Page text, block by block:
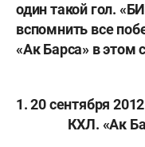
один такой гол.
вспомнить все
«Ак Барса» в этом
1. 20 сентября
КХЛ. «Ак